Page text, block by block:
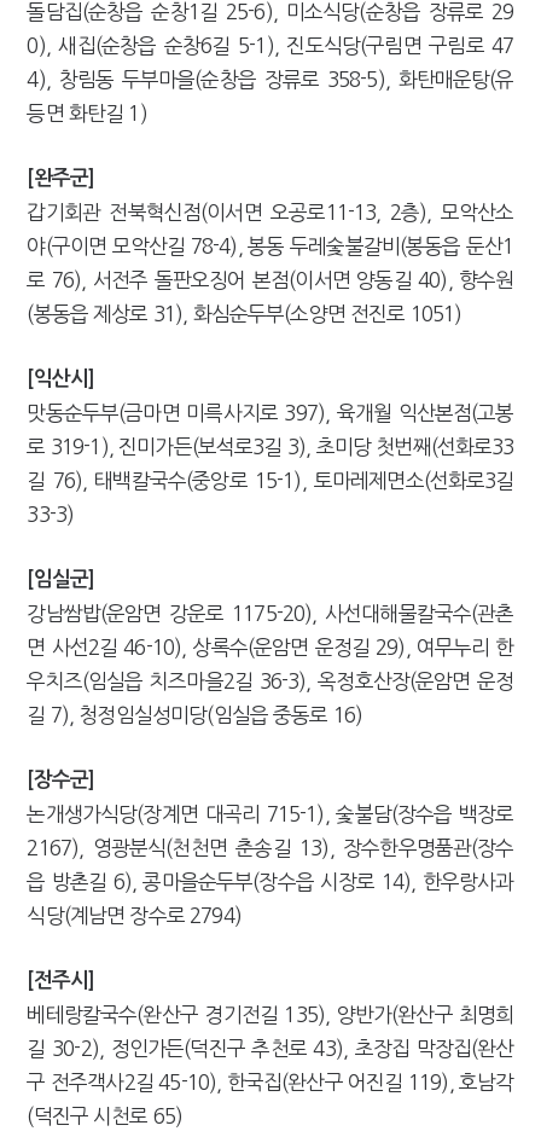
돌담집(순창읍 순창1길 25-6), 미소식당(순창읍 장류로 29
0), 새집(순창읍 순창6길 5-1), 진도식당(구림면 구림로 47
4), 창림동 두부마을(순창읍 장류로 358-5), 화탄매운탕(유
등면 화탄길 1)
[완주군]
갑기회관 전북혁신점(이서면 오공로11-13, 2층), 모악산소
야(구이면 모악산길 78-4), 봉동 두레숯불갈비(봉동읍 둔산1
로 76), 서전주 돌판오징어 본점(이서면 양동길 40), 향수원
(봉동읍 제상로 31), 화심순두부(소양면 전진로 1051)
[익산시]
맛동순두부(금마면 미륵사지로 397), 육개월 익산본점(고봉
로 319-1), 진미가든(보석로3길 3), 초미당 첫번째(선화로33
길 76), 태백칼국수(중앙로 15-1), 토마레제면소(선화로3길
33-3)
[임실군]
강남쌈밥(운암면 강운로 1175-20), 사선대해물칼국수(관촌
면 사선2길 46-10), 상록수(운암면 운정길 29), 여무누리 한
우치즈(임실읍 치즈마을2길 36-3), 옥정호산장(운암면 운정
길 7), 청정임실성미당(임실읍 중동로 16)
[장수군]
논개생가식당(장계면 대곡리 715-1), 숯불담(장수읍 백장로
2167), 영광분식(천천면 춘송길 13), 장수한우명품관(장수
읍 방촌길 6), 콩마을순두부(장수읍 시장로 14), 한우랑사과
식당(계남면 장수로 2794)
[전주시]
베테랑칼국수(완산구 경기전길 135), 양반가(완산구 최명희
길 30-2), 정인가든(덕진구 추천로 43), 초장집 막장집(완산
구 전주객사2길 45-10), 한국집(완산구 어진길 119), 호남각
(덕진구 시천로 65)